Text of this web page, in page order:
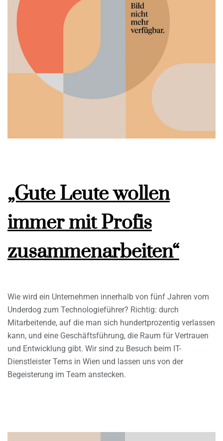
„Gute Leute wollen
immer mit Profis
zusammenarbeiten“
Wie wird ein Unternehmen innerhalb von fünf Jahren vom
Underdog zum Technologieführer? Richtig: durch
Mitarbeitende, auf die man sich hundertprozentig verlassen
kann, und eine Geschäftsführung, die Raum für Vertrauen
und Entwicklung gibt. Wir sind zu Besuch beim IT-
Dienstleister Tems in Wien und lassen uns von der
Begeisterung im Team anstecken.